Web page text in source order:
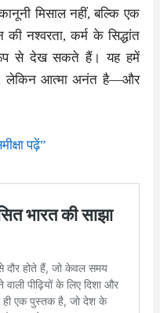
मिसाल नहीं, बल्कि एक
नश्वरता, कर्म के सिद्धांत
से देख सकते हैं। यह हमें
लेकिन आत्मा अनंत है—और
पढ़ें”